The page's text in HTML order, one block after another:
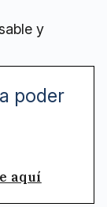
y
poder
aquí